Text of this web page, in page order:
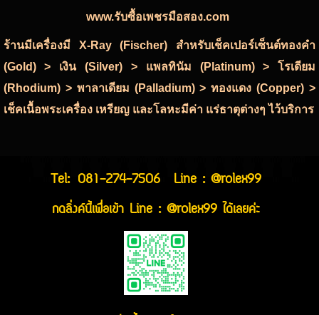
www.รับซื้อเพชรมือสอง.com
ร้านมีเครื่องมี X-Ray (Fischer) สำหรับเช็คเปอร์เซ็นต์ทองคำ
(Gold) > เงิน (Silver) > แพลทินัม (Platinum) > โรเดียม
(Rhodium) > พาลาเดียม (Palladium) > ทองแดง (Copper) >
เช็คเนื้อพระเครื่อง เหรียญ และโลหะมีค่า แร่ธาตุต่างๆ ไว้บริการ
Tel: 081-274-7506
Line : @rolex99
กดลิ่งค์นี้เพื่อเข้า Line : @rolex99 ได้เลยค่ะ